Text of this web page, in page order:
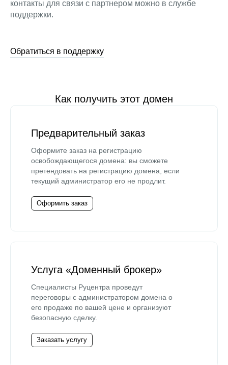
контакты для связи с партнером можно в службе
поддержки.
Обратиться в поддержку
Как получить этот домен
Предварительный заказ
Оформите заказ на регистрацию
освобождающегося домена: вы сможете
претендовать на регистрацию домена, если
текущий администратор его не продлит.
Оформить заказ
Услуга «Доменный брокер»
Специалисты Руцентра проведут
переговоры с администратором домена о
его продаже по вашей цене и организуют
безопасную сделку.
Заказать услугу